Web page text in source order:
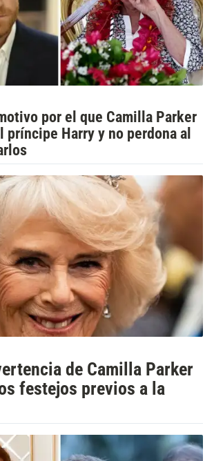
por el que Camilla Parker
príncipe Harry y no perdona al
de Camilla Parker
festejos previos a la